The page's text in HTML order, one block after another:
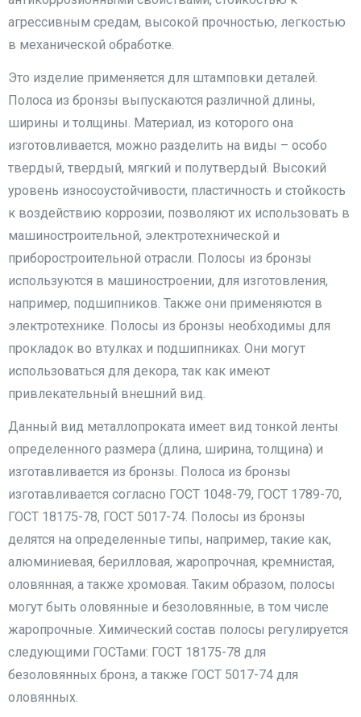
агрессивным средам, высокой прочностью, легкостью
в механической обработке.
Это изделие применяется для штамповки деталей.
Полоса из бронзы выпускаются различной длины,
ширины и толщины. Материал, из которого она
изготовливается, можно разделить на виды – особо
твердый, твердый, мягкий и полутвердый. Высокий
уровень износоустойчивости, пластичность и стойкость
к воздействию коррозии, позволяют их использовать в
машиностроительной, электротехнической и
приборостроительной отрасли. Полосы из бронзы
используются в машиностроении, для изготовления,
например, подшипников. Также они применяются в
электротехнике. Полосы из бронзы необходимы для
прокладок во втулках и подшипниках. Они могут
использоваться для декора, так как имеют
привлекательный внешний вид.
Данный вид металлопроката имеет вид тонкой ленты
определенного размера (длина, ширина, толщина) и
изготавливается из бронзы. Полоса из бронзы
изготавливается согласно ГОСТ 1048-79, ГОСТ 1789-70,
ГОСТ 18175-78, ГОСТ 5017-74. Полосы из бронзы
делятся на определенные типы, например, такие как,
алюминиевая, берилловая, жаропрочная, кремнистая,
оловянная, а также хромовая. Таким образом, полосы
могут быть оловянные и безоловянные, в том числе
жаропрочные. Химический состав полосы регулируется
следующими ГОСТами: ГОСТ 18175-78 для
безоловянных бронз, а также ГОСТ 5017-74 для
оловянных.